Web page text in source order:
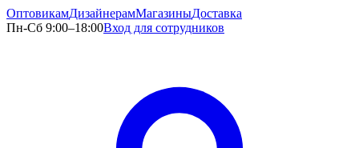
ОптовикамДизайнерамМагазиныДоставка
Пн-Сб 9:00–18:00Вход для сотрудников